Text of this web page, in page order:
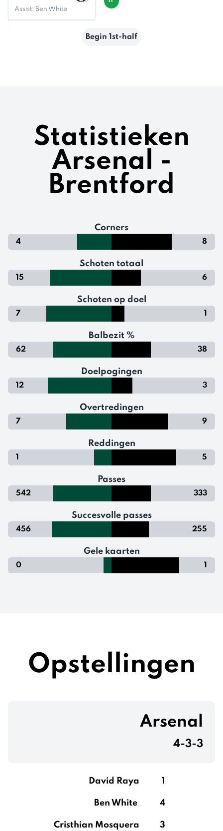
Assist: Ben White
Begin 1st-half
Statistieken
Arsenal -
Brentford
Corners
4 8
Schoten totaal
15 6
Schoten op doel
7 1
Balbezit %
62 38
Doelpogingen
12 3
Overtredingen
7 9
Reddingen
1 5
Passes
542 333
Succesvolle passes
456 255
Gele kaarten
0 1
Opstellingen
Arsenal
4-3-3
David Raya 1
Ben White 4
Cristhian Mosquera 3